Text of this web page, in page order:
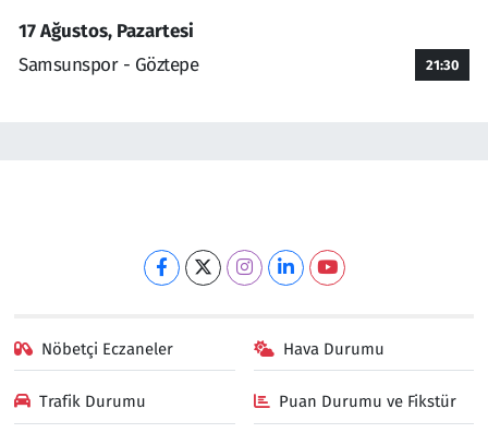
17 Ağustos, Pazartesi
Samsunspor - Göztepe
21:30
Nöbetçi Eczaneler Hava Durumu
Trafik Durumu Puan Durumu ve Fikstür